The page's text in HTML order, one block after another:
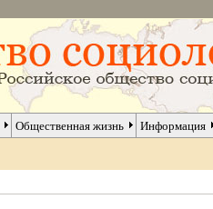
Общественная жизнь Информация